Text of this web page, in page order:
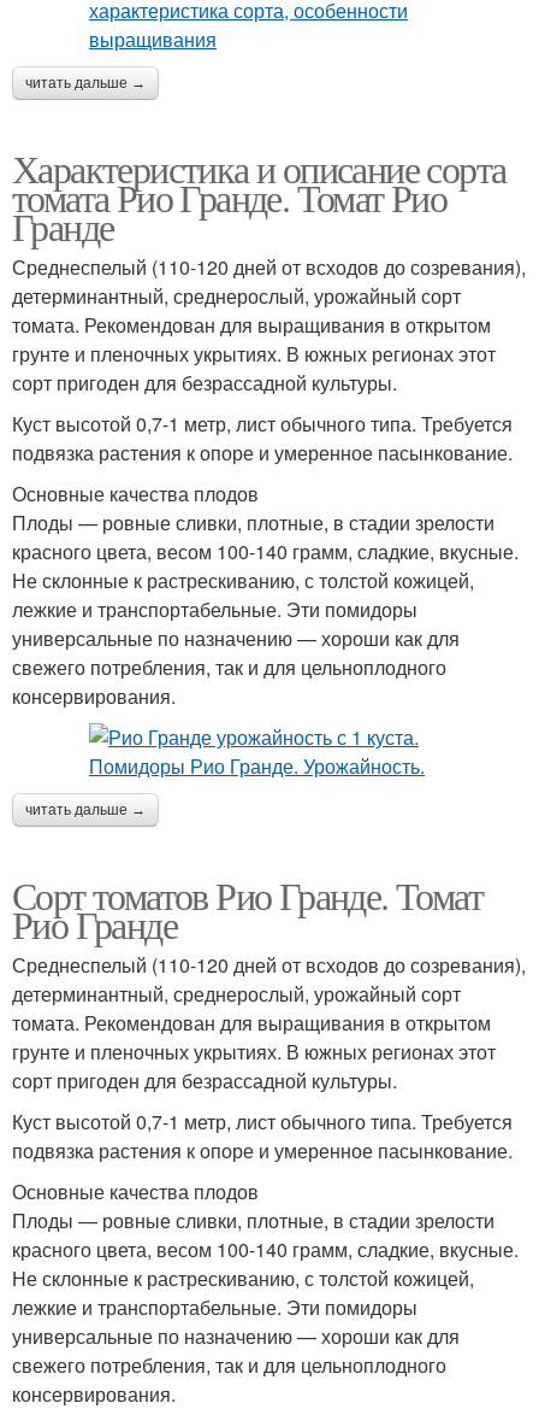
читать дальше →
Характеристика и описание сорта
томата Рио Гранде. Томат Рио
Гранде
Среднеспелый (110-120 дней от всходов до созревания),
детерминантный, среднерослый, урожайный сорт
томата. Рекомендован для выращивания в открытом
грунте и пленочных укрытиях. В южных регионах этот
сорт пригоден для безрассадной культуры.
Куст высотой 0,7-1 метр, лист обычного типа. Требуется
подвязка растения к опоре и умеренное пасынкование.
Основные качества плодов
Плоды — ровные сливки, плотные, в стадии зрелости
красного цвета, весом 100-140 грамм, сладкие, вкусные.
Не склонные к растрескиванию, с толстой кожицей,
лежкие и транспортабельные. Эти помидоры
универсальные по назначению — хороши как для
свежего потребления, так и для цельноплодного
консервирования.
читать дальше →
Сорт томатов Рио Гранде. Томат
Рио Гранде
Среднеспелый (110-120 дней от всходов до созревания),
детерминантный, среднерослый, урожайный сорт
томата. Рекомендован для выращивания в открытом
грунте и пленочных укрытиях. В южных регионах этот
сорт пригоден для безрассадной культуры.
Куст высотой 0,7-1 метр, лист обычного типа. Требуется
подвязка растения к опоре и умеренное пасынкование.
Основные качества плодов
Плоды — ровные сливки, плотные, в стадии зрелости
красного цвета, весом 100-140 грамм, сладкие, вкусные.
Не склонные к растрескиванию, с толстой кожицей,
лежкие и транспортабельные. Эти помидоры
универсальные по назначению — хороши как для
свежего потребления, так и для цельноплодного
консервирования.